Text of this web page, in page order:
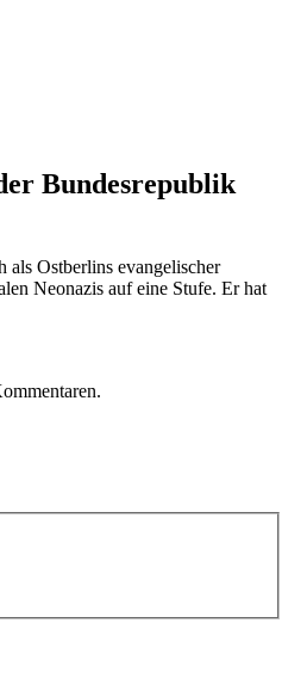
Bundesrepublik
Ostberlins evangelischer
Neonazis auf eine Stufe. Er hat